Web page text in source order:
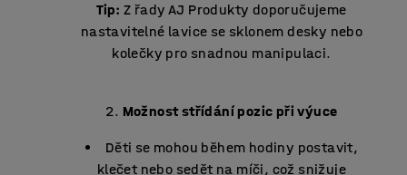
Tip: Z řady AJ Produkty doporučujeme
nastavitelné lavice se sklonem desky nebo
kolečky pro snadnou manipulaci.
Možnost střídání pozic při výuce
Děti se mohou během hodiny postavit,
klečet nebo sedět na míči, což snižuje